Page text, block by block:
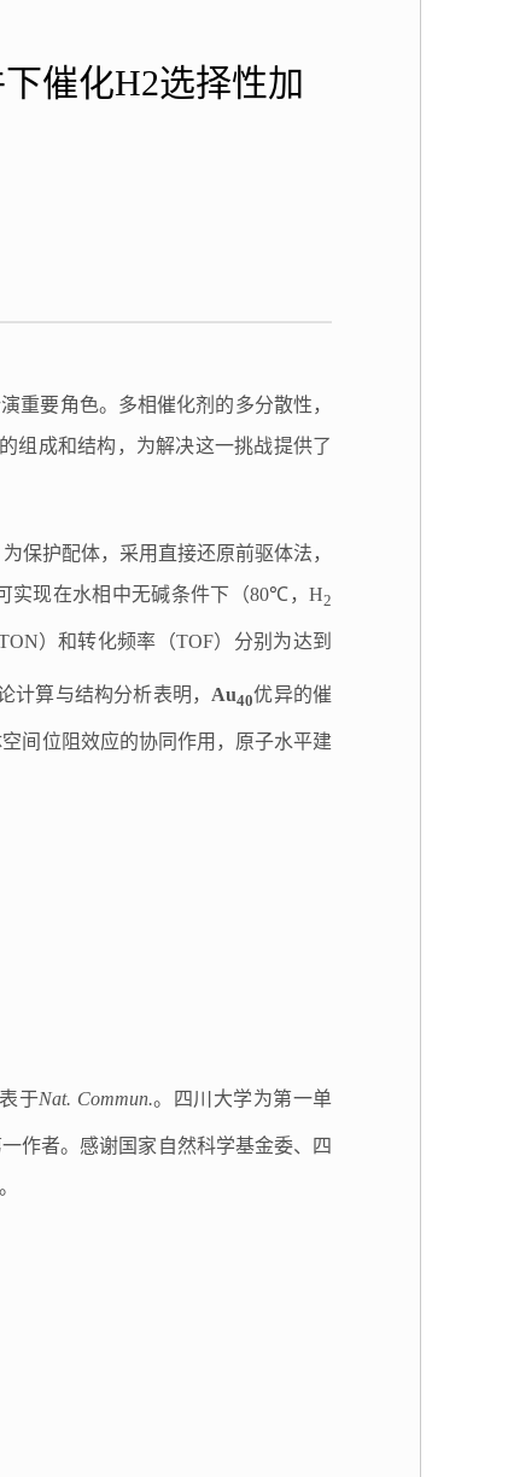
催化H2选择性加
重要角色。多相催化剂的多分散性，
组成和结构，为解决这一挑战提供了
为保护配体，采用直接还原前驱体法，
实现在水相中无碱条件下（80℃，H2
）和转化频率（TOF）分别为达到
计算与结构分析表明， Au40优异的催
间位阻效应的协同作用，原子水平建
于Nat. Commun.。四川大学为第一单
作者。感谢国家自然科学基金委、四